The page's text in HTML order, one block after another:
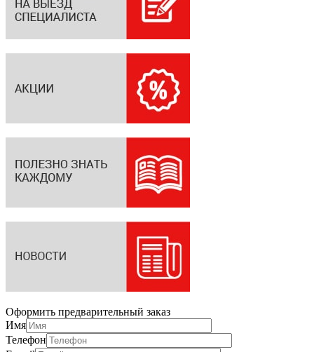
Оформить предварительный заказ
Имя
Телефон